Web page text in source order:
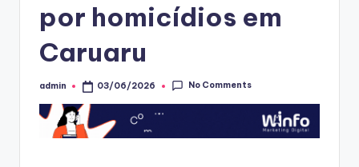
por homicídios em
Caruaru
Posted
admin 03/06/2026 No Comments